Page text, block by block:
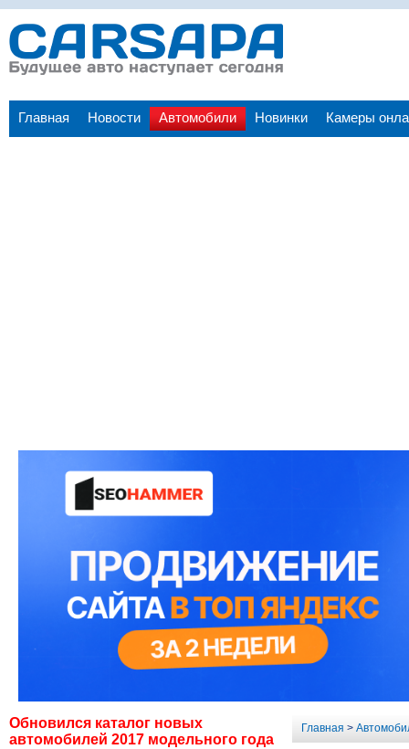
Главная Новости Автомобили Новинки Камеры
Обновился каталог новых
автомобилей 2017 модельного года
Главная >